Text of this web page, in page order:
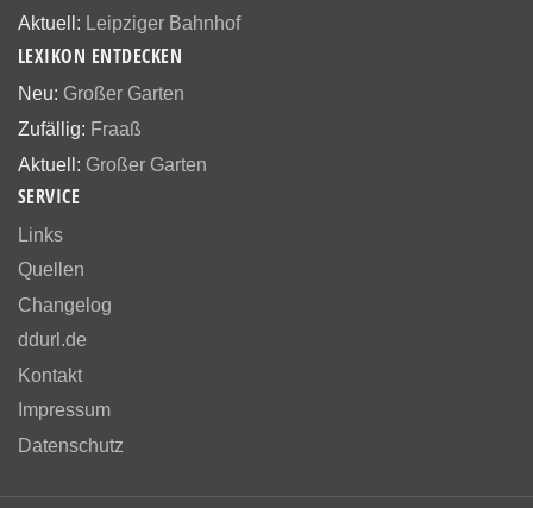
Aktuell: Leipziger Bahnhof
LEXIKON ENTDECKEN
Neu: Großer Garten
Zufällig: Fraaß
Aktuell: Großer Garten
SERVICE
Links
Quellen
Changelog
ddurl.de
Kontakt
Impressum
Datenschutz